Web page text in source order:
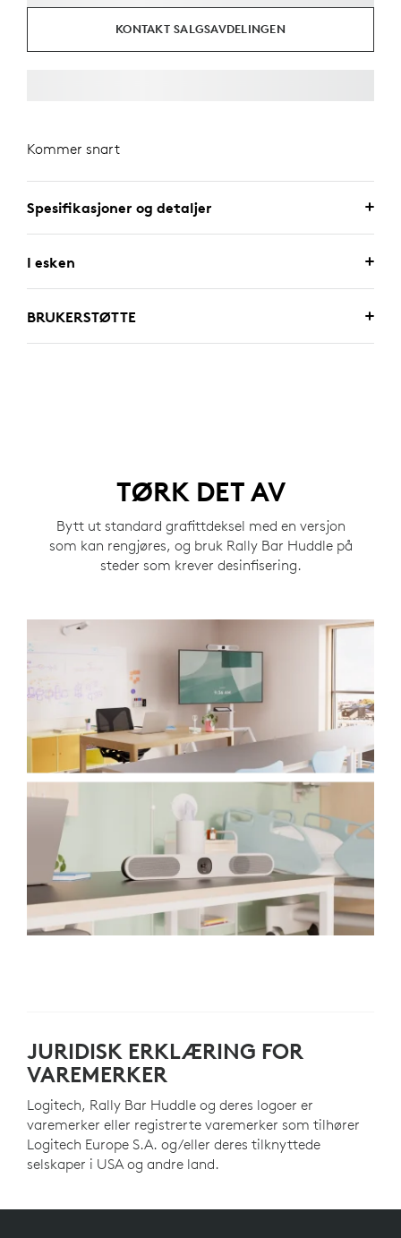
KONTAKT SALGSAVDELINGEN
Kommer snart
Spesifikasjoner og detaljer
I esken
BRUKERSTØTTE
TØRK DET AV
Bytt ut standard grafittdeksel med en versjon
som kan rengjøres, og bruk Rally Bar Huddle på
steder som krever desinfisering.
JURIDISK ERKLÆRING FOR
VAREMERKER
Logitech, Rally Bar Huddle og deres logoer er
varemerker eller registrerte varemerker som tilhører
Logitech Europe S.A. og/eller deres tilknyttede
selskaper i USA og andre land.